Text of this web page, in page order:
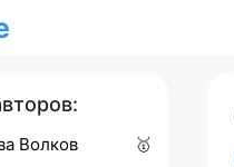
Волков
🥇